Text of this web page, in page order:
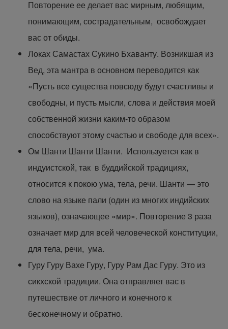
Повторение ее делает вас мирным, любящим,
понимающим, сострадательным, освобождает
вас от обиды.
Локах Самастах Сукино Бхаванту. Возникшая из
Вед, эта мантра в основном переводится как
«Пусть все существа повсюду будут счастливы и
свободны, и пусть мысли, слова и действия моей
собственной жизни каким-то образом
способствуют этому счастью и свободе для всех».
Ом Шанти Шанти Шанти. Используется как в
индуистской, так в буддийской традициях,
относится к покою ума, тела, речи. Шанти — это
слово на языке пали (один из многих индийских
языков), означающее «мир». Повторение 3 раза
означает мир для всей человеческой конституции,
для тела, речи, ума.
Гуру Гуру Вахе Гуру, Гуру Рам Дас Гуру. Это из
сикхской традиции. Она отправляет вас в
путешествие от личного и конечного к
бесконечному и обратно.